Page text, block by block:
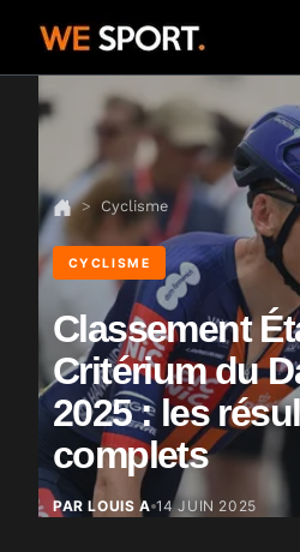
Cyclisme
CYCLISME
Classement
Critérium du
2025 : les
complets
PAR LOUIS A 14 JUIN 2025